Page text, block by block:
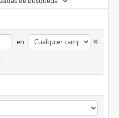
en